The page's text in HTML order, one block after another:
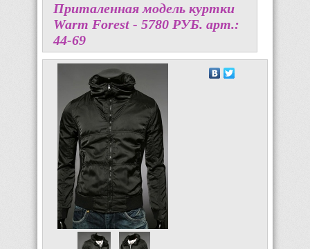
Приталенная модель куртки
Warm Forest - 5780 PУБ. арт.:
44-69